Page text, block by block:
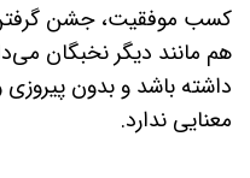
کسب موفقیت، جشن گرفتن
هم مانند دیگر نخبگان
داشته باشد و بدون
معنایی ندارد.